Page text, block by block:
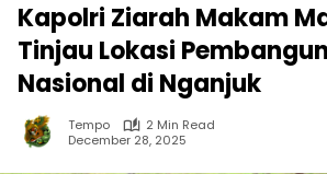
Kapolri Ziarah Makam
Tinjau Lokasi
Nasional di Nganjuk
Tempo
2 Min Read
December 28, 2025